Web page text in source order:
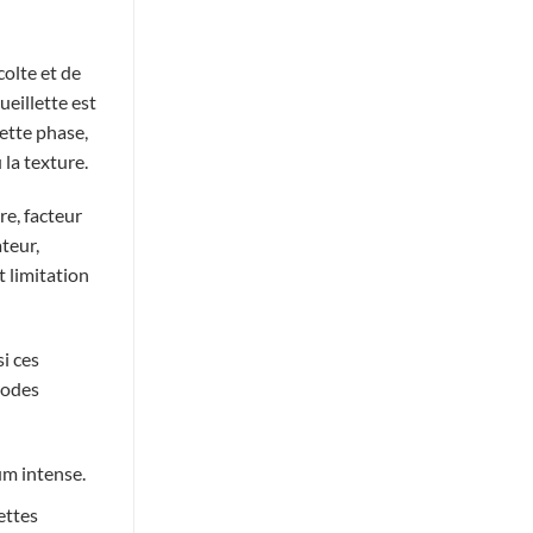
et de
est
phase,
texture.
facteur
limitation
ces
intense.